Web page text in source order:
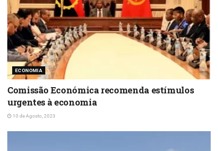
ECONOMIA
Comissão Económica recomenda estímulos
urgentes à economia
10 de Agosto, 2023